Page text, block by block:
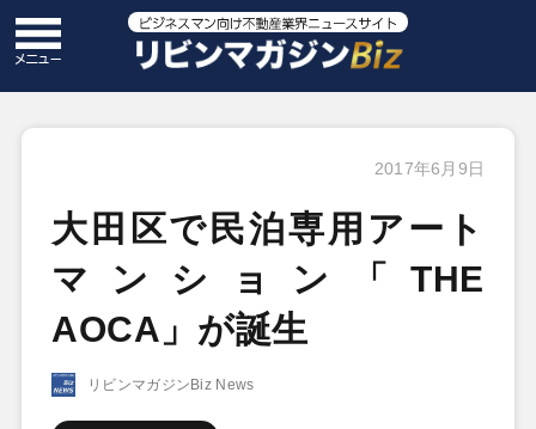
2017年6月9日
大田区で民泊専用アート
マンション「THE
AOCA」が誕生
リビンマガジンBiz News